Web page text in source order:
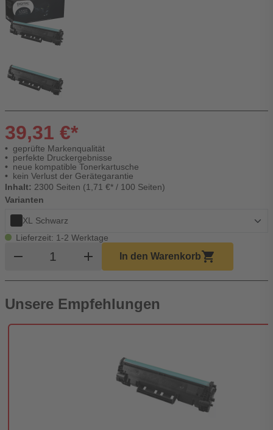
39,31 €*
geprüfte Markenqualität
perfekte Druckergebnisse
neue kompatible Tonerkartusche
kein Verlust der Gerätegarantie
Inhalt: 2300 Seiten (1,71 €* / 100 Seiten)
Varianten
XL Schwarz
Lieferzeit: 1-2 Werktage
remove Produkt Warenkorb Menge
add In den Warenkorbshopping_cart
Unsere Empfehlungen